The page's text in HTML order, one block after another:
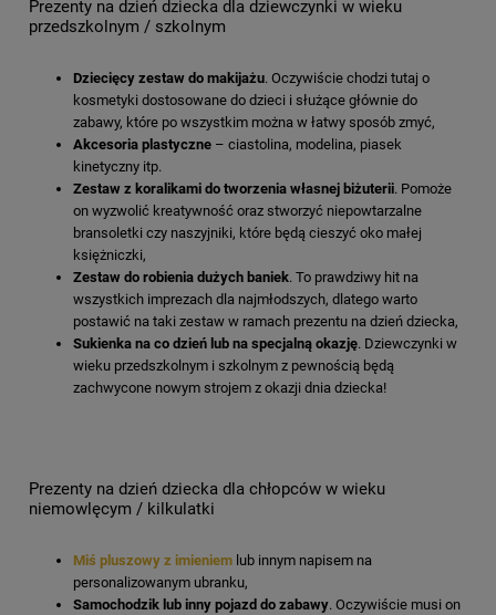
Prezenty na dzień dziecka dla dziewczynki w wieku
przedszkolnym / szkolnym
Dziecięcy zestaw do makijażu. Oczywiście chodzi tutaj o
kosmetyki dostosowane do dzieci i służące głównie do
zabawy, które po wszystkim można w łatwy sposób zmyć,
Akcesoria plastyczne – ciastolina, modelina, piasek
kinetyczny itp.
Zestaw z koralikami do tworzenia własnej biżuterii. Pomoże
on wyzwolić kreatywność oraz stworzyć niepowtarzalne
bransoletki czy naszyjniki, które będą cieszyć oko małej
księżniczki,
Zestaw do robienia dużych baniek. To prawdziwy hit na
wszystkich imprezach dla najmłodszych, dlatego warto
postawić na taki zestaw w ramach prezentu na dzień dziecka,
Sukienka na co dzień lub na specjalną okazję. Dziewczynki w
wieku przedszkolnym i szkolnym z pewnością będą
zachwycone nowym strojem z okazji dnia dziecka!
Prezenty na dzień dziecka dla chłopców w wieku
niemowlęcym / kilkulatki
Miś pluszowy z imieniem lub innym napisem na
personalizowanym ubranku,
Samochodzik lub inny pojazd do zabawy. Oczywiście musi on